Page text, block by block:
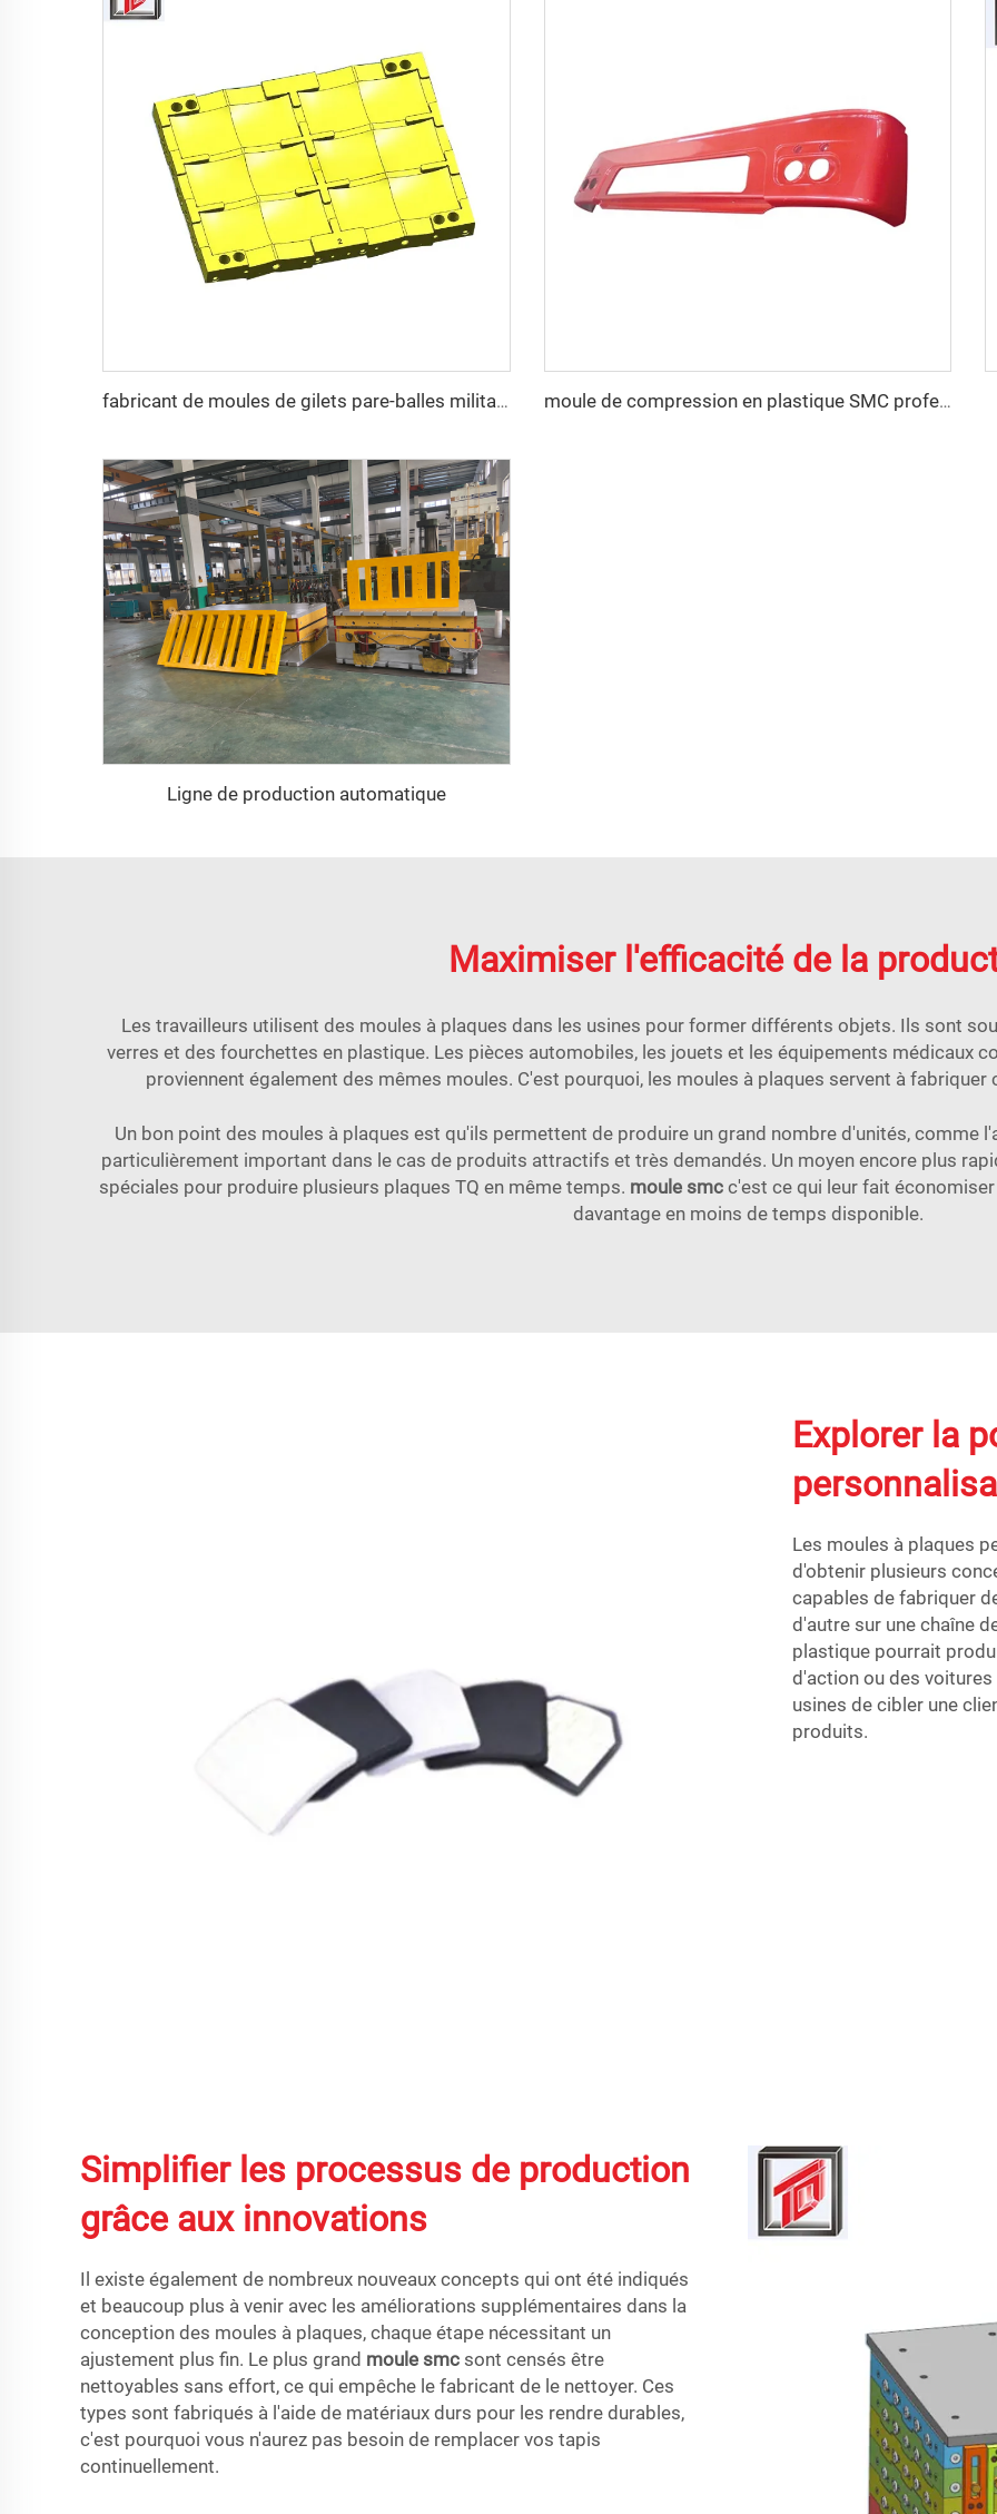
fabricant de moules de gilets pare-balles militaires moule de compression en plastique SMC professionnel pour pare-chocs automobile
Ligne de production automatique
Maximiser l'efficacité de la
Les travailleurs utilisent des moules à plaques dans les usines pour former différents objets. Ils sont
verres et des fourchettes en plastique. Les pièces automobiles, les jouets et les équipements médicaux
proviennent également des mêmes moules. C'est pourquoi, les moules à plaques servent à
Un bon point des moules à plaques est qu'ils permettent de produire un grand nombre d'unités, comme
particulièrement important dans le cas de produits attractifs et très demandés. Un moyen encore plus
spéciales pour produire plusieurs plaques TQ en même temps. moule smc c'est ce qui leur fait
davantage en moins de temps disponible.
Explorer la
Les moules à plaques
d'obtenir plusieurs
capables de fabriquer
d'autre sur une chaîne
plastique pourrait
d'action ou des
usines de cibler une
produits.
Simplifier les processus de production
grâce aux innovations
Il existe également de nombreux nouveaux concepts qui ont été indiqués
et beaucoup plus à venir avec les améliorations supplémentaires dans la
conception des moules à plaques, chaque étape nécessitant un
ajustement plus fin. Le plus grand moule smc sont censés être
nettoyables sans effort, ce qui empêche le fabricant de le nettoyer. Ces
types sont fabriqués à l'aide de matériaux durs pour les rendre durables,
c'est pourquoi vous n'aurez pas besoin de remplacer vos tapis
continuellement.